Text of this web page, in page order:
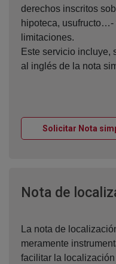
derechos inscritos
hipoteca, usufructo…-
limitaciones.
Este servicio incluye,
al inglés de la nota
Solicitar Nota
Nota de
La nota de
meramente
facilitar la